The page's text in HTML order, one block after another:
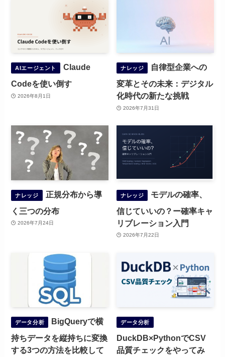
AIエージェント
Claude
Codeを使い倒す
2026年8月1日
ナレッジ
自律型企業への
変革とその未来：デジタル
化時代の新たな挑戦
2026年7月31日
ナレッジ
正規分布から導
く三つの分布
2026年7月24日
ナレッジ
モデルの確率、
信じていいの？ー確率キャ
リブレーション入門
2026年7月22日
データ分析
BigQueryで横
持ちデータを縦持ちに変換
する3つの方法を比較して
データ分析
DuckDB×PythonでCSV
品質チェックをやってみ